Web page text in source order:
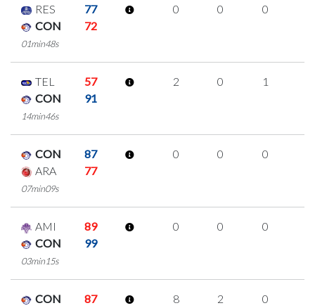
RES
77
CON
72
01min48s
0 0 0
TEL
57
CON
91
14min46s
2 0 1
CON
87
ARA
77
07min09s
0 0 0
AMI
89
CON
99
03min15s
0 0 0
CON
87
8 2 0